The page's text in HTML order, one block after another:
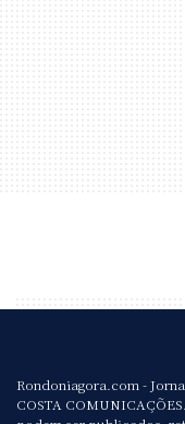
Rondoniagora.com -
COSTA